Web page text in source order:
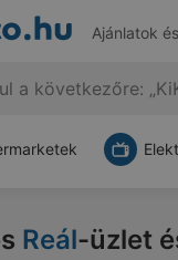
Ajánlatok
Reál-üzlet